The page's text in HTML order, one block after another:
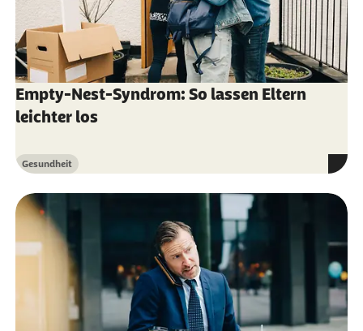
29.09.2022)
Empty-Nest-Syndrom: So lassen Eltern
leichter los
Kategorie
Gesundheit